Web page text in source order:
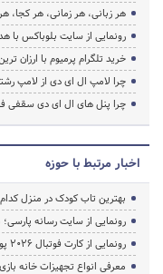
هر زبانی، هر زمانی، هر کجا،
رونمایی از سایت بلوباکس با
خرید تلگرام پرمیوم با ارزان
چرا لامپ ال ای دی از لامپ
چرا پنل های ال ای دی سقفی
اخبار مرتبط با حوزه
بهترین تاب کودک در منزل
رونمایی از سایت رسانه
رونمایی از کارت فوتبال ۲۰۲۶ پوپی
معرفی انواع تجهیزات خانه بازی